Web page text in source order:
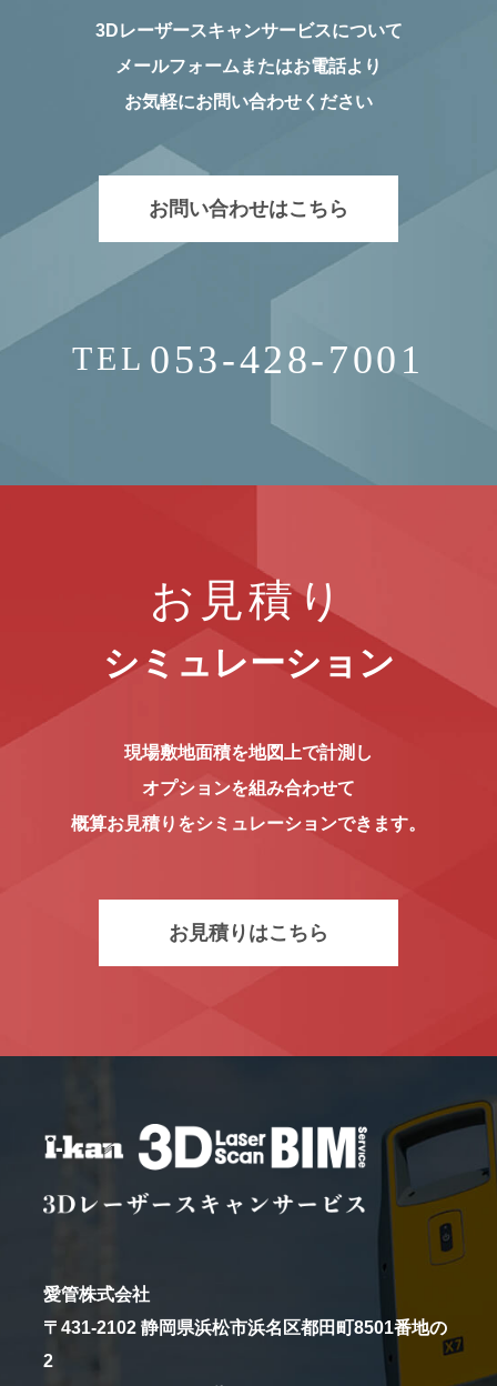
3Dレーザースキャンサービスについて
メールフォームまたはお電話より
お気軽にお問い合わせください
お問い合わせはこちら
TEL 053-428-7001
お見積り
シミュレーション
現場敷地面積を地図上で計測し
オプションを組み合わせて
概算お見積りをシミュレーションできます。
お見積りはこちら
愛管株式会社
〒431-2102 静岡県浜松市浜名区都田町8501番地の
2